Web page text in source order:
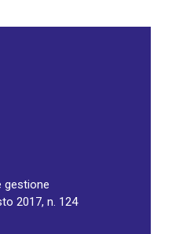
gestione
2017, n. 124